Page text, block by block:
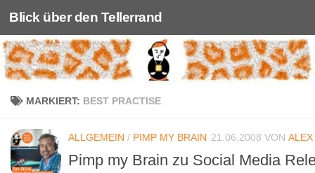
Unter dem Inhalt
Blick über den Tellerrand
MARKIERT: BEST PRACTISE
ALLGEMEIN / PIMP MY BRAIN 21.06.2008 VON
Pimp my Brain zu Social Media